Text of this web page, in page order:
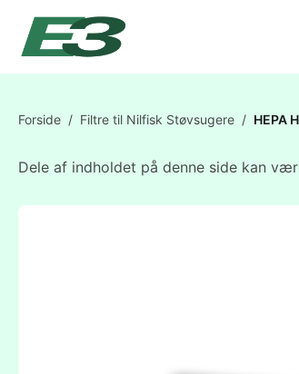
Forside / Filtre til Nilfisk Støvsugere / HEPA
Dele af indholdet på denne side kan